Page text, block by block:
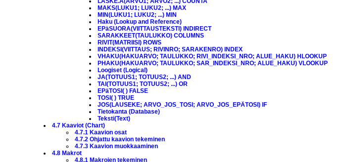
MAKS(LUKU1; LUKU2; ...) MAX
MIN(LUKU1; LUKU2; ...) MIN
Haku (Lookup and Reference)
EPäSUORA(VIITTAUSTEKSTI) INDIRECT
SARAKKEET(TAULUKKO) COLUMNS
RIVIT(MATRIISI) ROWS
INDEKSI(VIITTAUS; RIVINRO; SARAKENRO) INDEX
VHAKU(HAKUARVO; TAULUKKO; RIVI_INDEKSI_NRO; ALUE_HAKU) HLOOKUP
PHAKU(HAKUARVO; TAULUKKO; SAR_INDEKSI_NRO; ALUE_HAKU) VLOOKUP
Loogiset (Logical)
JA(TOTUUS1; TOTUUS2; ...) AND
TAI(TOTUUS1; TOTUUS2; ...) OR
EPäTOSI( ) FALSE
TOSI( ) TRUE
JOS(LAUSEKE; ARVO_JOS_TOSI; ARVO_JOS_EPÄTOSI) IF
Tietokanta (Database)
Teksti(Text)
4.7 Kaaviot (Chart)
4.7.1 Kaavion osat
4.7.2 Ohjattu kaavion tekeminen
4.7.3 Kaavion muokkaaminen
4.8 Makrot
4.8.1 Makrojen tekeminen